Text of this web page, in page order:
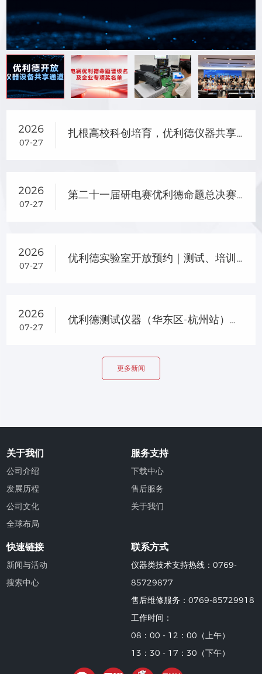
2026
07-27
扎根高校科创培育，优利德仪器共享助力研电赛成果转化
2026
07-27
第二十一届研电赛优利德命题总决赛晋级名单及企业专项奖名单公示
2026
07-27
优利德实验室开放预约｜测试、培训、选型一站式服务
2026
07-27
优利德测试仪器（华东区-杭州站）产品交流会圆满落幕
更多新闻
关于我们
公司介绍
发展历程
公司文化
全球布局
服务支持
下载中心
售后服务
关于我们
快速链接
新闻与活动
搜索中心
联系方式
仪器类技术支持热线：0769-
85729877
售后维修服务：0769-85729918
工作时间：
08：00 - 12：00（上午）
13：30 - 17：30（下午）